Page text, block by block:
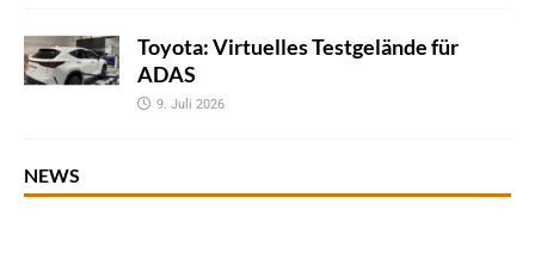
Toyota: Virtuelles Testgelände für
ADAS
9. Juli 2026
NEWS